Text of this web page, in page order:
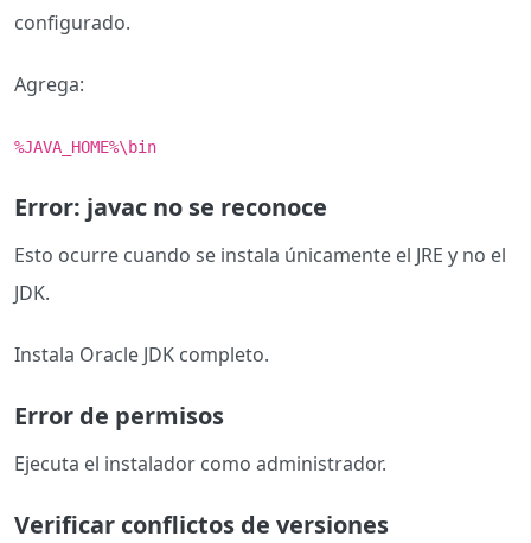
configurado.
Agrega:
%JAVA_HOME%\bin
Error: javac no se reconoce
Esto ocurre cuando se instala únicamente el JRE y no el
JDK.
Instala Oracle JDK completo.
Error de permisos
Ejecuta el instalador como administrador.
Verificar conflictos de versiones